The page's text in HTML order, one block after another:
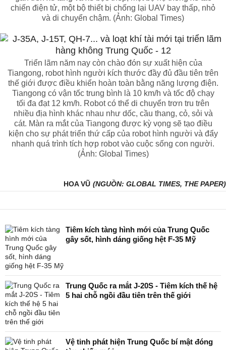
chiến điện tử, một bộ thiết bị chống lại UAV bay thấp, nhỏ
và di chuyển chậm. (Ảnh: Global Times)
Triển lãm năm nay còn chào đón sự xuất hiện của
Tiangong, robot hình người kích thước đầy đủ đầu tiên trên
thế giới được điều khiển hoàn toàn bằng năng lượng điện.
Tiangong có vận tốc trung bình là 10 km/h và tốc độ chạy
tối đa đạt 12 km/h. Robot có thể di chuyển trơn tru trên
nhiều địa hình khác nhau như dốc, cầu thang, cỏ, sỏi và
cát. Màn ra mắt của Tiangong được kỳ vọng sẽ tạo điều
kiện cho sự phát triển thứ cấp của robot hình người và đẩy
nhanh quá trình tích hợp robot vào cuộc sống con người.
(Ảnh: Global Times)
HOA VŨ (NGUỒN: GLOBAL TIMES, THE PAPER)
Tiêm kích tàng hình mới của Trung Quốc
gây sốt, hình dáng giống hệt F-35 Mỹ
Trung Quốc ra mắt J-20S - Tiêm kích thế hệ
5 hai chỗ ngồi đầu tiên trên thế giới
Vệ tinh phát hiện Trung Quốc bí mật đóng